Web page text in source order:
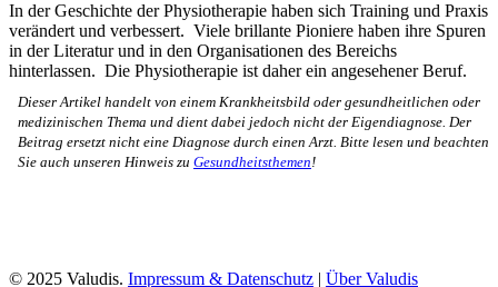
In der Geschichte der Physiotherapie haben sich Training und Praxis
verändert und verbessert. Viele brillante Pioniere haben ihre Spuren
in der Literatur und in den Organisationen des Bereichs
hinterlassen. Die Physiotherapie ist daher ein angesehener Beruf.
Dieser Artikel handelt von einem Krankheitsbild oder gesundheitlichen oder
medizinischen Thema und dient dabei jedoch nicht der Eigendiagnose. Der
Beitrag ersetzt nicht eine Diagnose durch einen Arzt. Bitte lesen und beachten
Sie auch unseren Hinweis zu Gesundheitsthemen!
© 2025 Valudis. Impressum & Datenschutz Über Valudis